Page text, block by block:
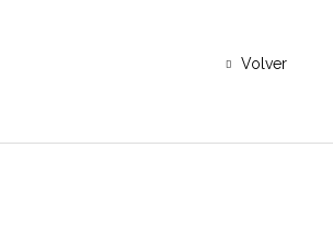
Volver